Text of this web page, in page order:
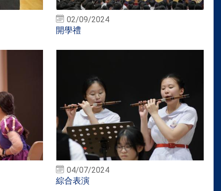
02/09/2024
開學禮
04/07/2024
綜合表演